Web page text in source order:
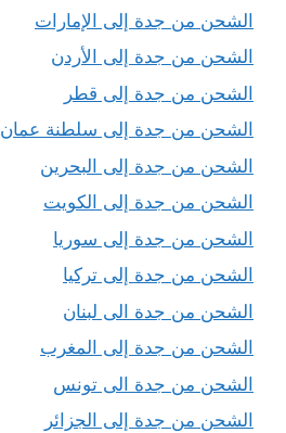
الشحن من جدة إلى الإمارات
الشحن من جدة إلى الأردن
الشحن من جدة إلى قطر
الشحن من جدة إلى سلطنة عمان
الشحن من جدة إلى البحرين
الشحن من جدة إلى الكويت
الشحن من جدة إلى سوريا
الشحن من جدة إلى تركيا
الشحن من جدة الى لبنان
الشحن من جدة إلى المغرب
الشحن من جدة الى تونس
الشحن من جدة إلى الجزائر